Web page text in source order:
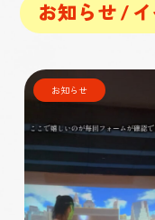
お知らせ /
お知らせ